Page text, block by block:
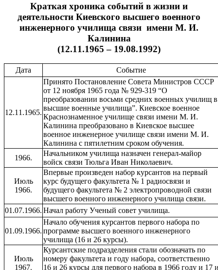
Краткая хроника событий в жизни и
деятельности Киевского высшего военного
инженерного училища связи имени М. И.
Калинина
(12.11.1965 – 19.08.1992)
Дата Событие
12.11.1965.
Принято Постановление Совета Министров СССР
от 12 ноября 1965 года № 929-319 “О
преобразовании восьми средних военных училищ в
высшие военные училища”. Киевское военное
Краснознаменное училище связи имени М. И.
Калинина преобразовано в Киевское высшее
военное инженерное училище связи имени М. И.
Калинина с пятилетним сроком обучения.
1966.
Начальником училища назначен генерал-майор
войск связи Тюльга Иван Николаевич.
Июль
1966.
Впервые произведен набор курсантов на первый
курс будущего факультета № 1 радиосвязи и
будущего факультета № 2 электропроводной связи
высшего военного инженерного училища связи.
01.07.1966. Начал работу Ученый совет училища.
01.09.1966.
Начало обучения курсантов первого набора по
программе высшего военного инженерного
училища (16 и 26 курсы).
Июль
1967.
Курсантские подразделения стали обозначать по
номеру факультета и году набора, соответственно
16 и 26 курсы для первого набора в 1966 году и 17